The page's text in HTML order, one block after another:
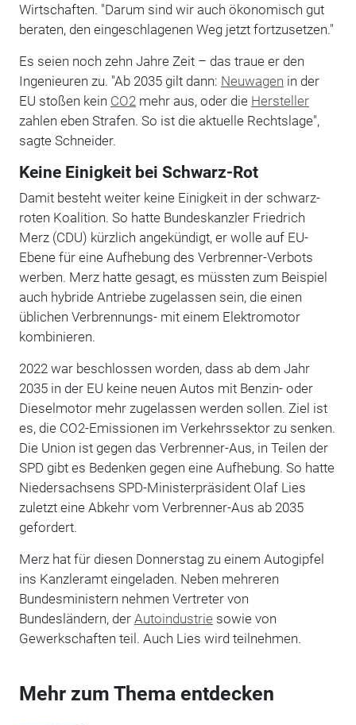
Wirtschaften. "Darum sind wir auch ökonomisch gut
beraten, den eingeschlagenen Weg jetzt fortzusetzen."
Es seien noch zehn Jahre Zeit – das traue er den
Ingenieuren zu. "Ab 2035 gilt dann: Neuwagen in der
EU stoßen kein CO2 mehr aus, oder die Hersteller
zahlen eben Strafen. So ist die aktuelle Rechtslage",
sagte Schneider.
Keine Einigkeit bei Schwarz-Rot
Damit besteht weiter keine Einigkeit in der schwarz-
roten Koalition. So hatte Bundeskanzler Friedrich
Merz (CDU) kürzlich angekündigt, er wolle auf EU-
Ebene für eine Aufhebung des Verbrenner-Verbots
werben. Merz hatte gesagt, es müssten zum Beispiel
auch hybride Antriebe zugelassen sein, die einen
üblichen Verbrennungs- mit einem Elektromotor
kombinieren.
2022 war beschlossen worden, dass ab dem Jahr
2035 in der EU keine neuen Autos mit Benzin- oder
Dieselmotor mehr zugelassen werden sollen. Ziel ist
es, die CO2-Emissionen im Verkehrssektor zu senken.
Die Union ist gegen das Verbrenner-Aus, in Teilen der
SPD gibt es Bedenken gegen eine Aufhebung. So hatte
Niedersachsens SPD-Ministerpräsident Olaf Lies
zuletzt eine Abkehr vom Verbrenner-Aus ab 2035
gefordert.
Merz hat für diesen Donnerstag zu einem Autogipfel
ins Kanzleramt eingeladen. Neben mehreren
Bundesministern nehmen Vertreter von
Bundesländern, der Autoindustrie sowie von
Gewerkschaften teil. Auch Lies wird teilnehmen.
Mehr zum Thema entdecken